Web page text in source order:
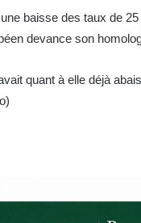
baisse des taux de
devance son
quant à elle déjà